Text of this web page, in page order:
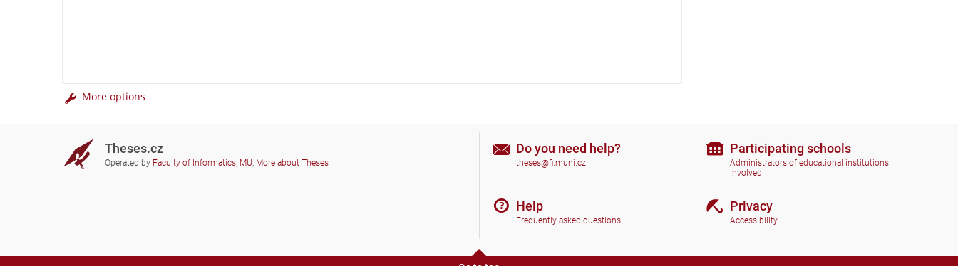
More options
Theses.cz
Operated by Faculty of Informatics, MU, More about Theses
Do you need help?
theses@fi.muni.cz
Help
Frequently asked questions
Participating schools
Administrators of educational institutions
involved
Privacy
Accessibility